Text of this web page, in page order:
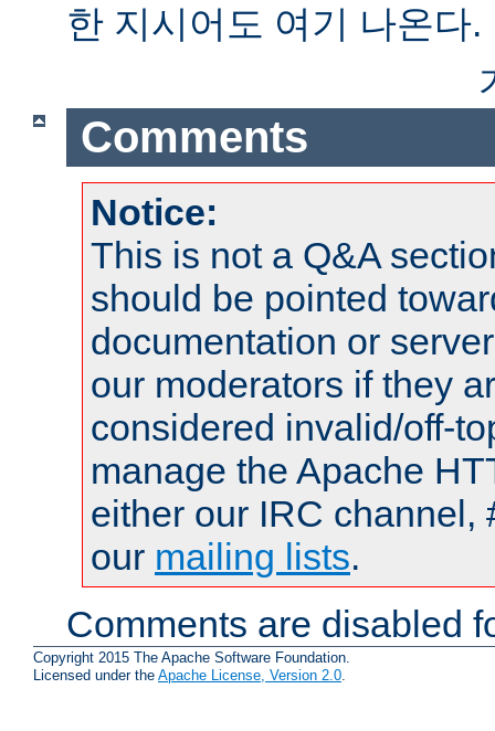
한 지시어도 여기 나온다.
Comments
Notice:
This is not a Q&A
should be pointed
documentation or
our moderators if they
considered invalid/off-
manage the Apache
either our IRC channel,
our mailing lists.
Comments are disabled
Copyright 2015 The Apache Software Foundation.
Licensed under the Apache License, Version 2.0.